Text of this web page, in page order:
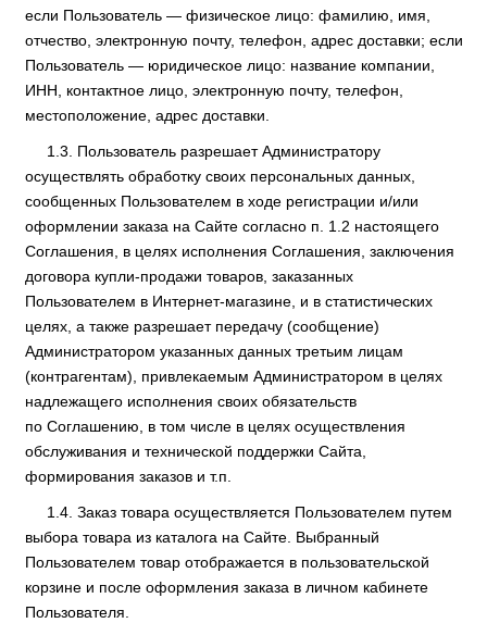
если Пользователь — физическое лицо: фамилию, имя,
отчество, электронную почту, телефон, адрес доставки; если
Пользователь — юридическое лицо: название компании,
ИНН, контактное лицо, электронную почту, телефон,
местоположение, адрес доставки.
Пользователь разрешает Администратору
осуществлять обработку своих персональных данных,
сообщенных Пользователем в ходе регистрации и/или
оформлении заказа на Сайте согласно п. 1.2 настоящего
Соглашения, в целях исполнения Соглашения, заключения
договора купли-продажи товаров, заказанных
Пользователем в Интернет-магазине, и в статистических
целях, а также разрешает передачу (сообщение)
Администратором указанных данных третьим лицам
(контрагентам), привлекаемым Администратором в целях
надлежащего исполнения своих обязательств
по Соглашению, в том числе в целях осуществления
обслуживания и технической поддержки Сайта,
формирования заказов и т.п.
Заказ товара осуществляется Пользователем путем
выбора товара из каталога на Сайте. Выбранный
Пользователем товар отображается в пользовательской
корзине и после оформления заказа в личном кабинете
Пользователя.